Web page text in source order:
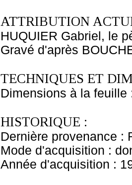
ATTRIBUTION
HUQUIER Gabriel, le
Gravé d'après
TECHNIQUES ET
Dimensions à la
HISTORIQUE :
Dernière provenance :
Mode d'acquisition :
Année d'acquisition :